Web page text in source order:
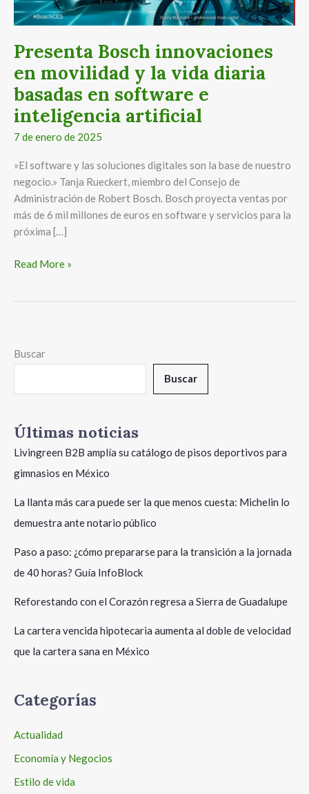
Presenta Bosch innovaciones
en movilidad y la vida diaria
basadas en software e
inteligencia artificial
7 de enero de 2025
»El software y las soluciones digitales son la base de nuestro
negocio.» Tanja Rueckert, miembro del Consejo de
Administración de Robert Bosch. Bosch proyecta ventas por
más de 6 mil millones de euros en software y servicios para la
próxima […]
diaria
basadas
software
e
inteligencia
artificial
Read More »
Buscar
Buscar
Últimas noticias
Livingreen B2B amplía su catálogo de pisos deportivos para
gimnasios en México
La llanta más cara puede ser la que menos cuesta: Michelin lo
demuestra ante notario público
Paso a paso: ¿cómo prepararse para la transición a la jornada
de 40 horas? Guía InfoBlock
Reforestando con el Corazón regresa a Sierra de Guadalupe
La cartera vencida hipotecaria aumenta al doble de velocidad
que la cartera sana en México
Categorías
Actualidad
Economía y Negocios
Estilo de vida